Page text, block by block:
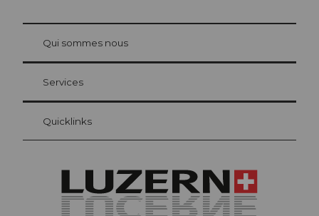
Carte d’hôte Lucerne
Vos avantages en tant qu'hôte pour la nuit
at Bre
Qui sommes nous
Services
Quicklinks